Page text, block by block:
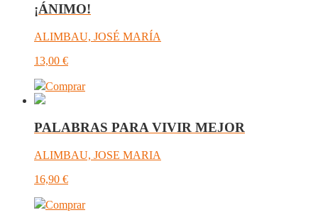
¡ÁNIMO!
ALIMBAU, JOSÉ MARÍA
13,00 €
Comprar
PALABRAS PARA VIVIR MEJOR
ALIMBAU, JOSE MARIA
16,90 €
Comprar